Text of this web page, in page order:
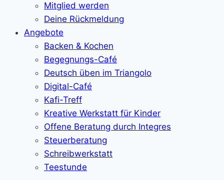
Mitglied werden
Deine Rückmeldung
Angebote
Backen & Kochen
Begegnungs-Café
Deutsch üben im Triangolo
Digital-Café
Kafi-Treff
Kreative Werkstatt für Kinder
Offene Beratung durch Integres
Steuerberatung
Schreibwerkstatt
Teestunde